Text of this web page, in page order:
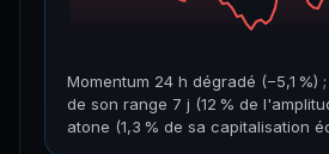
Momentum 24 h dégradé (−5,1 %)
de son range 7 j (12 % de
atone (1,3 % de sa capitalisation